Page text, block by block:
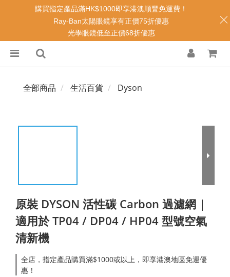
全部商品 生活百貨 Dyson
原裝 DYSON 活性碳 Carbon 過濾網 |
適用於 TP04 / DP04 / HP04 型號空氣
清新機
全店，指定產品購買滿$1000或以上，即享港澳地區免運優
惠！
購買指定產品滿HK$1000即享港澳順豐免運費！
Ray-Ban太陽眼鏡享有正價75折優惠
光學眼鏡低至正價68折優惠